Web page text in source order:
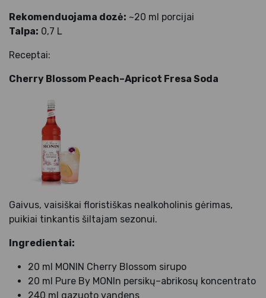
Rekomenduojama dozė: ~20 ml porcijai
Talpa: 0,7 L
Receptai:
Cherry Blossom Peach–Apricot Fresa Soda
Gaivus, vaisiškai floristiškas nealkoholinis gėrimas,
puikiai tinkantis šiltajam sezonui.
Ingredientai:
20 ml MONIN Cherry Blossom sirupo
20 ml Pure By MONIn persikų–abrikosų koncentrato
240 ml gazuoto vandens